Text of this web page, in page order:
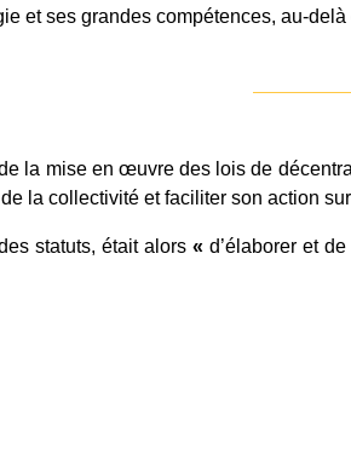
et ses grandes compétences, au-
de la mise en œuvre des lois de
la collectivité et faciliter son action
statuts, était alors«d’élaborer et